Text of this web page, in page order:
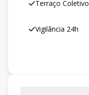
Terraço Coletivo
Vigilância 24h